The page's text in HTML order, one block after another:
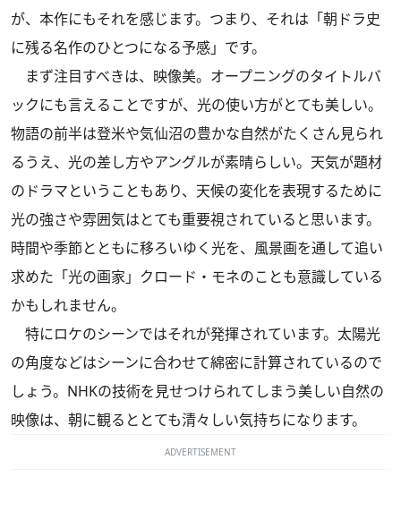
が、本作にもそれを感じます。つまり、それは「朝ドラ史
に残る名作のひとつになる予感」です。
まず注目すべきは、映像美。オープニングのタイトルバ
ックにも言えることですが、光の使い方がとても美しい。
物語の前半は登米や気仙沼の豊かな自然がたくさん見られ
るうえ、光の差し方やアングルが素晴らしい。天気が題材
のドラマということもあり、天候の変化を表現するために
光の強さや雰囲気はとても重要視されていると思います。
時間や季節とともに移ろいゆく光を、風景画を通して追い
求めた「光の画家」クロード・モネのことも意識している
かもしれません。
特にロケのシーンではそれが発揮されています。太陽光
の角度などはシーンに合わせて綿密に計算されているので
しょう。NHKの技術を見せつけられてしまう美しい自然の
映像は、朝に観るととても清々しい気持ちになります。
ADVERTISEMENT